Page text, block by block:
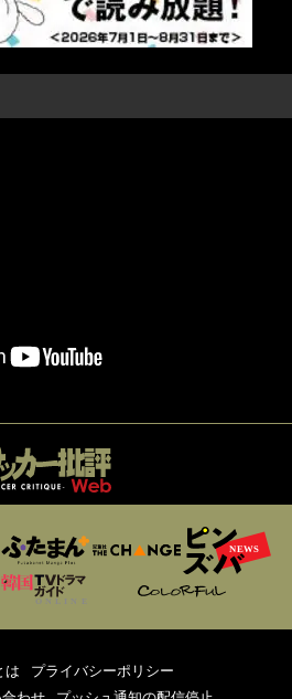
は
プライバシーポリシー